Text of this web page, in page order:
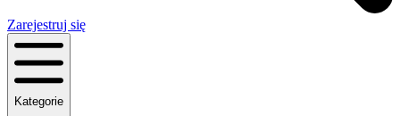
Zarejestruj się
Kategorie